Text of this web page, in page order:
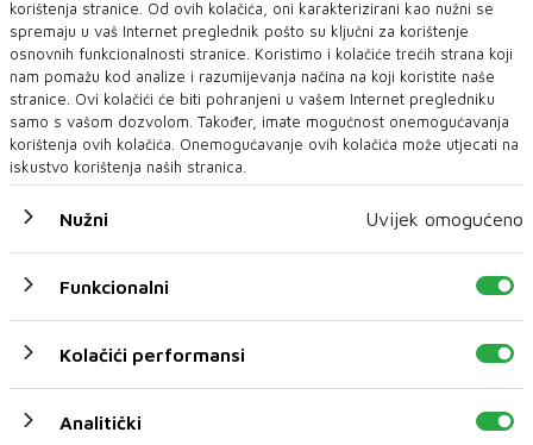
Otkriće naučnika iz Austrije: Neretva u
gornjem toku promijenila boju, traži se
nezavisna istraga
Nekada smaragdna kraljica, a sada neprepoznatljiva Neretva
korištenja stranice. Od ovih kolačića, oni karakterizirani kao nužni se
spremaju u vaš Internet preglednik pošto su ključni za korištenje
osnovnih funkcionalnosti stranice. Koristimo i kolačiće trećih strana koji
nam pomažu kod analize i razumijevanja načina na koji koristite naše
stranice. Ovi kolačići će biti pohranjeni u vašem Internet pregledniku
samo s vašom dozvolom. Također, imate mogućnost onemogućavanja
korištenja ovih kolačića. Onemogućavanje ovih kolačića može utjecati na
iskustvo korištenja naših stranica.
Nužni Uvijek omogućeno
Funkcionalni
Kolačići performansi
Analitički